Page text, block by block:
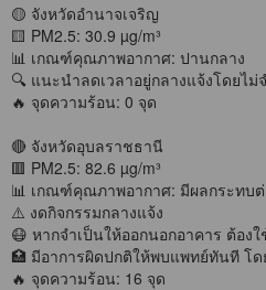
🟡 จังหวัดอำนาจเจริญ
🟨 PM2.5: 30.9 µg/m³
📊 เกณฑ์คุณภาพอากาศ: ปานกลาง
🔍 แนะนำลดเวลาอยู่กลางแจ้งโดยไม่
🔥 จุดความร้อน: 0 จุด
🔴 จังหวัดอุบลราชธานี
🟥 PM2.5: 82.6 µg/m³
📊 เกณฑ์คุณภาพอากาศ: มีผลกระทบ
⚠️ งดกิจกรรมกลางแจ้ง
😷 หากจำเป็นให้ออกนอกอาคาร ต้อง
🏥 มีอาการผิดปกติให้พบแพทย์ทันที โ
🔥 จุดความร้อน: 16 จุด